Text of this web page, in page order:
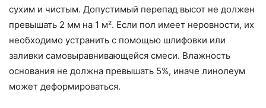
сухим и чистым. Допустимый перепад высот не должен
превышать 2 мм на 1 м². Если пол имеет неровности, их
необходимо устранить с помощью шлифовки или
заливки самовыравнивающейся смеси. Влажность
основания не должна превышать 5%, иначе линолеум
может деформироваться.